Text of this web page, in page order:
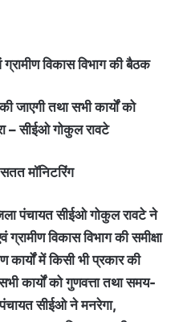
विकास विभाग की बैठक
की जाएगी तथा सभी कार्यों को
– सीईओ गोकुल रावटे
मॉनिटरिंग
पंचायत सीईओ गोकुल रावटे ने
विकास विभाग की समीक्षा
कार्यों में किसी भी प्रकार की
कार्यों को गुणवत्ता तथा समय-
पंचायत सीईओ ने मनरेगा,